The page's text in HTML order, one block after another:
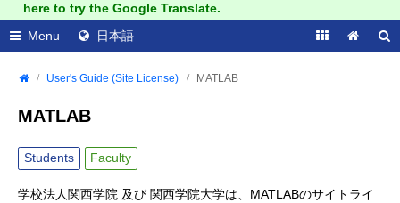
here to try the Google Translate.
Menu
日本語
User's Guide (Site License) MATLAB
MATLAB
Students Faculty
学校法人関西学院 及び 関西学院大学は、MATLABのサイトライ